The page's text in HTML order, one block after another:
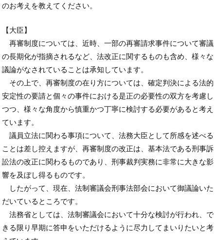
のお考えを教えてください。
【大臣】
再審制度については、近時、一部の再審請求事件について審議
の長期化が指摘されるなど、法改正に関するものも含め、様々な
議論がなされていることは承知しています。
その上で、再審制度の在り方については、確定判決による法的
安定性の要請と個々の事件における是正の必要性の双方を考慮し
つつ、様々な角度から慎重かつ丁寧に検討する必要があると考え
ています。
議員立法に関わる事項について、法務大臣として所感を述べる
ことは差し控えますが、再審制度の改正は、基本法である刑事訴
訟法の改正に関わるものであり、刑事裁判実務に非常に大きな影
響を及ぼし得るものです。
したがって、現在、法制審議会刑事法部会において御議論いた
だいているところです。
法務省としては、法制審議会において十分な検討が行われ、で
きる限り早期に答申をいただけるように尽力してまいりたいと考